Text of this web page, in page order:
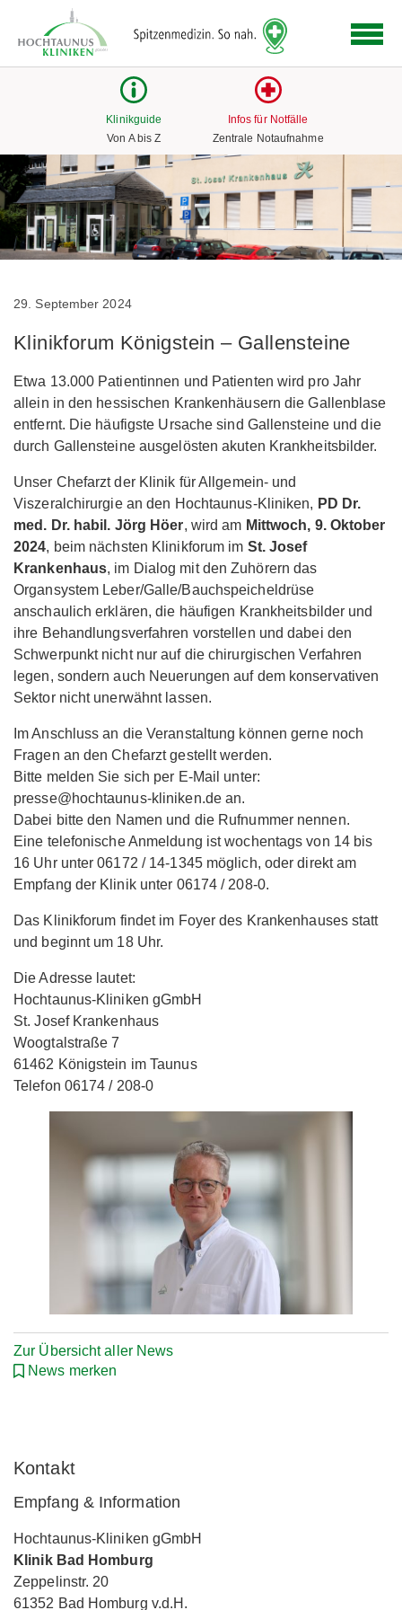
Link
zur
Startseite
Klinikguide
Von A bis Z
Infos für Notfälle
Zentrale Notaufnahme
29. September 2024
Klinikforum Königstein – Gallensteine
Etwa 13.000 Patientinnen und Patienten wird pro Jahr
allein in den hessischen Krankenhäusern die Gallenblase
entfernt. Die häufigste Ursache sind Gallensteine und die
durch Gallensteine ausgelösten akuten Krankheitsbilder.
Unser Chefarzt der Klinik für Allgemein- und
Viszeralchirurgie an den Hochtaunus-Kliniken, PD Dr.
med. Dr. habil. Jörg Höer, wird am Mittwoch, 9. Oktober
2024, beim nächsten Klinikforum im St. Josef
Krankenhaus, im Dialog mit den Zuhörern das
Organsystem Leber/Galle/Bauchspeicheldrüse
anschaulich erklären, die häufigen Krankheitsbilder und
ihre Behandlungsverfahren vorstellen und dabei den
Schwerpunkt nicht nur auf die chirurgischen Verfahren
legen, sondern auch Neuerungen auf dem konservativen
Sektor nicht unerwähnt lassen.
Im Anschluss an die Veranstaltung können gerne noch
Fragen an den Chefarzt gestellt werden.
Bitte melden Sie sich per E-Mail unter:
presse@hochtaunus-kliniken.de an.
Dabei bitte den Namen und die Rufnummer nennen.
Eine telefonische Anmeldung ist wochentags von 14 bis
16 Uhr unter 06172 / 14-1345 möglich, oder direkt am
Empfang der Klinik unter 06174 / 208-0.
Das Klinikforum findet im Foyer des Krankenhauses statt
und beginnt um 18 Uhr.
Die Adresse lautet:
Hochtaunus-Kliniken gGmbH
St. Josef Krankenhaus
Woogtalstraße 7
61462 Königstein im Taunus
Telefon 06174 / 208-0
Zur Übersicht aller News
News merken
Kontakt
Empfang & Information
Hochtaunus-Kliniken gGmbH
Klinik Bad Homburg
Zeppelinstr. 20
61352 Bad Homburg v.d.H.